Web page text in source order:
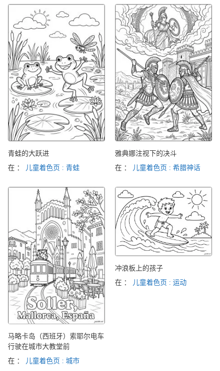
青蛙的大跃进
在 ：
儿童着色页 : 青蛙
雅典娜注视下的决斗
在 ：
儿童着色页 : 希腊神话
马略卡岛（西班牙）索耶尔电车
行驶在城市大教堂前
在 ：
儿童着色页 : 城市
冲浪板上的孩子
在 ：
儿童着色页 : 运动